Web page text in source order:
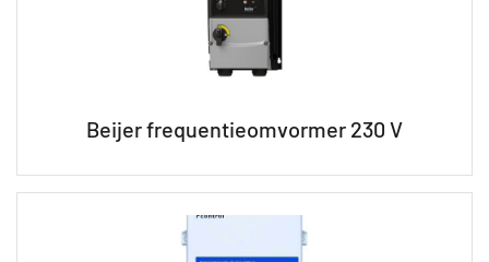
Beijer frequentieomvormer 230 V